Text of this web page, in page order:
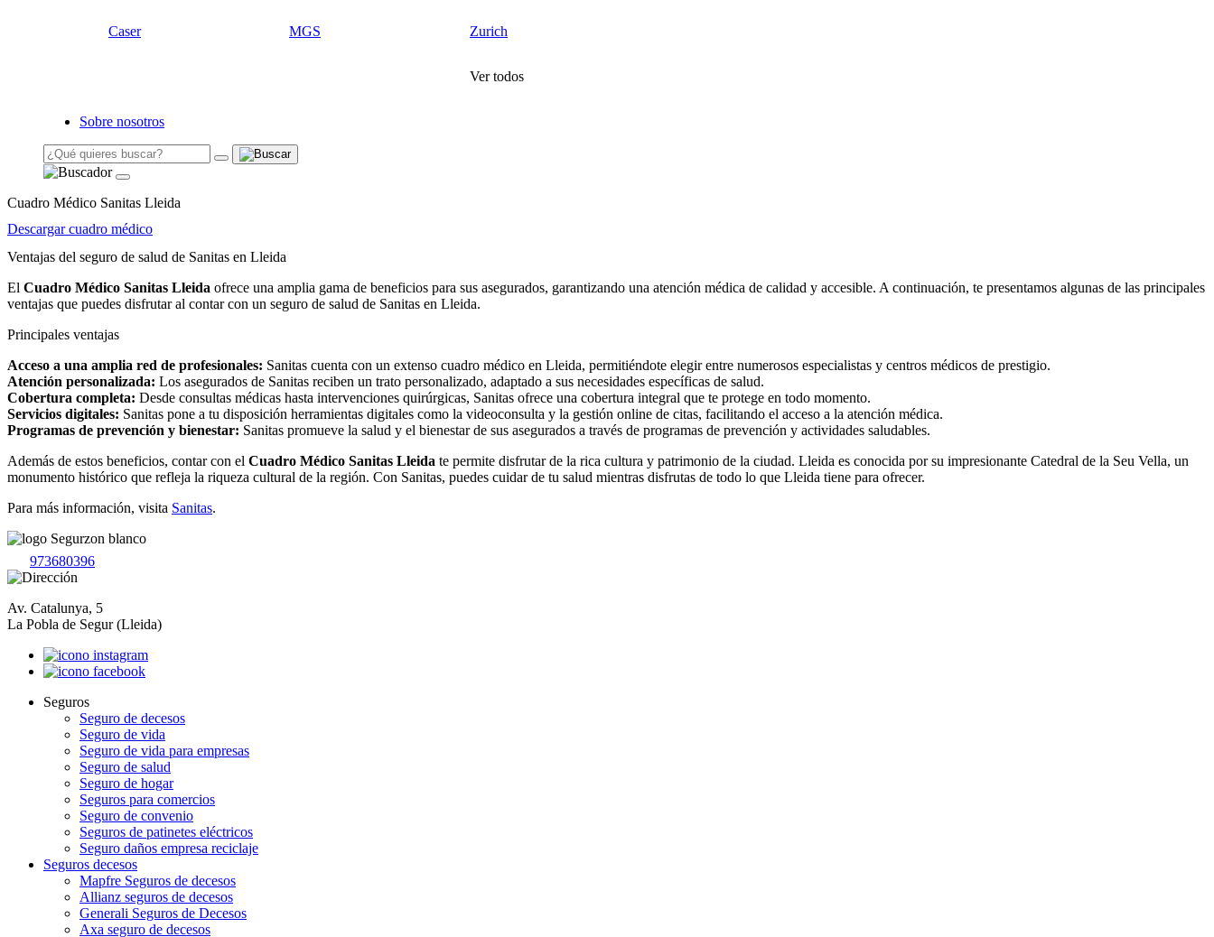
Caser MGS Zurich
Ver todos
Sobre nosotros
Cuadro Médico Sanitas Lleida
Descargar cuadro médico
Ventajas del seguro de salud de Sanitas en Lleida
El Cuadro Médico Sanitas Lleida ofrece una amplia gama de beneficios para sus asegurados, garantizando una atención médica de calidad y accesible. A continuación, te presentamos algunas de las principales
ventajas que puedes disfrutar al contar con un seguro de salud de Sanitas en Lleida.
Principales ventajas
Acceso a una amplia red de profesionales: Sanitas cuenta con un extenso cuadro médico en Lleida, permitiéndote elegir entre numerosos especialistas y centros médicos de prestigio.
Atención personalizada: Los asegurados de Sanitas reciben un trato personalizado, adaptado a sus necesidades específicas de salud.
Cobertura completa: Desde consultas médicas hasta intervenciones quirúrgicas, Sanitas ofrece una cobertura integral que te protege en todo momento.
Servicios digitales: Sanitas pone a tu disposición herramientas digitales como la videoconsulta y la gestión online de citas, facilitando el acceso a la atención médica.
Programas de prevención y bienestar: Sanitas promueve la salud y el bienestar de sus asegurados a través de programas de prevención y actividades saludables.
Además de estos beneficios, contar con el Cuadro Médico Sanitas Lleida te permite disfrutar de la rica cultura y patrimonio de la ciudad. Lleida es conocida por su impresionante Catedral de la Seu Vella, un
monumento histórico que refleja la riqueza cultural de la región. Con Sanitas, puedes cuidar de tu salud mientras disfrutas de todo lo que Lleida tiene para ofrecer.
Para más información, visita Sanitas.
973680396
Av. Catalunya, 5
La Pobla de Segur (Lleida)
Seguros
Seguro de decesos
Seguro de vida
Seguro de vida para empresas
Seguro de salud
Seguro de hogar
Seguros para comercios
Seguro de convenio
Seguros de patinetes eléctricos
Seguro daños empresa reciclaje
Seguros decesos
Mapfre Seguros de decesos
Allianz seguros de decesos
Generali Seguros de Decesos
Axa seguro de decesos